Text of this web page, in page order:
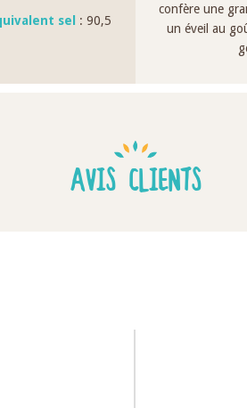
sel
: 90,5
confère une
un éveil au
AVIS CLIENTS